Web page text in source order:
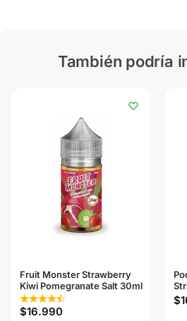
También podría
Fruit Monster Strawberry
Kiwi Pomegranate Salt 30ml
$16.990
$